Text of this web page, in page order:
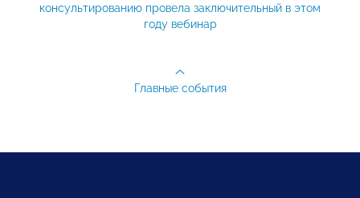
консультированию провела заключительный в этом
году вебинар
Главные события